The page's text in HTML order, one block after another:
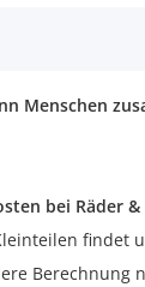
Menschen
bei Räder &
findet
Berechnung